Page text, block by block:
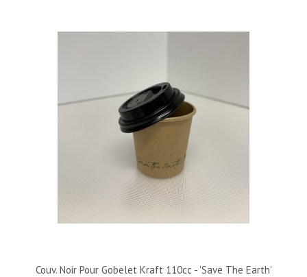
Couv. Noir Pour Gobelet Kraft 110cc - 'Save The Earth'